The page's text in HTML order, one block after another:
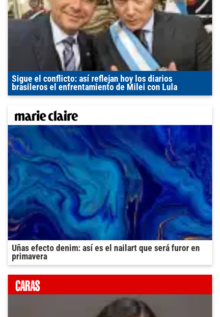
Sigue el conflicto: así reflejan hoy los diarios
brasileros el enfrentamiento de Milei con Lula
Uñas efecto denim: así es el nailart que será furor en
primavera